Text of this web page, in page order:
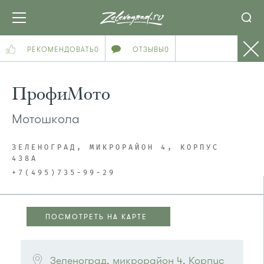
РЕКОМЕНДОВАТЬ0 ОТЗЫВЫ0
ПрофиМото
Мотошкола
ЗЕЛЕНОГРАД, МИКРОРАЙОН 4, КОРПУС
438А
+7(495)735-99-29
ПОСМОТРЕТЬ НА КАРТЕ
Зеленоград, микрорайон 4, Корпус